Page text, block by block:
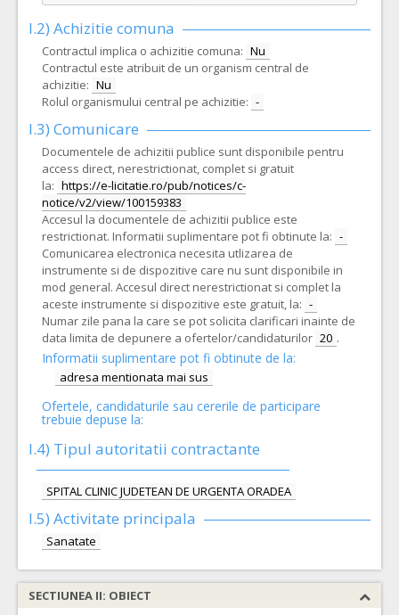
I.2) Achizitie comuna
Contractul implica o achizitie comuna: Nu
Contractul este atribuit de un organism central de
achizitie: Nu
Rolul organismului central pe achizitie: -
I.3) Comunicare
Documentele de achizitii publice sunt disponibile pentru
access direct, nerestrictionat, complet si gratuit
la: https://e-licitatie.ro/pub/notices/c-
notice/v2/view/100159383
Accesul la documentele de achizitii publice este
restrictionat. Informatii suplimentare pot fi obtinute la: -
Comunicarea electronica necesita utlizarea de
instrumente si de dispozitive care nu sunt disponibile in
mod general. Accesul direct nerestrictionat si complet la
aceste instrumente si dispozitive este gratuit, la: -
Numar zile pana la care se pot solicita clarificari inainte de
data limita de depunere a ofertelor/candidaturilor 20 .
Informatii suplimentare pot fi obtinute de la:
adresa mentionata mai sus
Ofertele, candidaturile sau cererile de participare
trebuie depuse la:
I.4) Tipul autoritatii contractante
SPITAL CLINIC JUDETEAN DE URGENTA ORADEA
I.5) Activitate principala
Sanatate
SECTIUNEA II: OBIECT